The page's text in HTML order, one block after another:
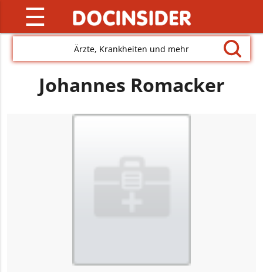
☰
Ärzte, Krankheiten und mehr
Johannes Romacker